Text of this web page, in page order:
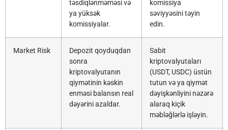
təsdiqlənməməsi və
ya yüksək
komissiyalar.
komissiya
səviyyəsini təyin
edin.
Market Risk
Depozit qoyduqdan
sonra
kriptovalyutanın
qiymətinin kəskin
enməsi balansın real
dəyərini azaldar.
Sabit
kriptovalyutaları
(USDT, USDC) üstün
tutun və ya qiymət
dəyişkənliyini nəzərə
alaraq kiçik
məbləğlərlə işləyin.